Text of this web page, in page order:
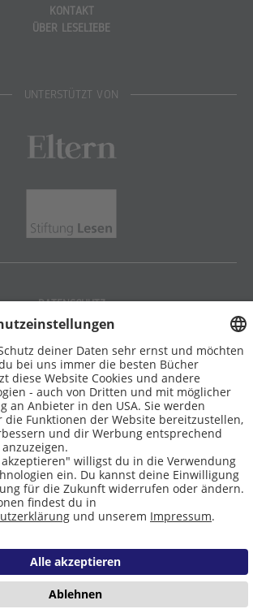
KONTAKT
ÜBER LESELIEBE
UNTERSTÜTZT VON
DATENSCHUTZ
IMPRESSUM
Copyright © 2026 Leseliebe